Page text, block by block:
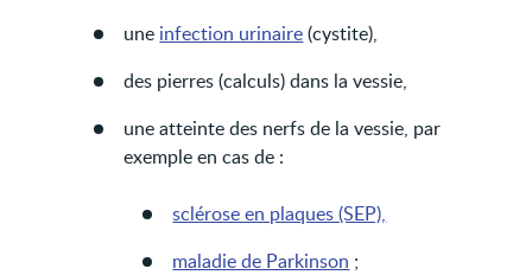
une infection urinaire(cystite),
des pierres (calculs) dans la vessie,
une atteinte des nerfs de la vessie, par
exemple en cas de :
sclérose en plaques (SEP),
maladie de Parkinson ;